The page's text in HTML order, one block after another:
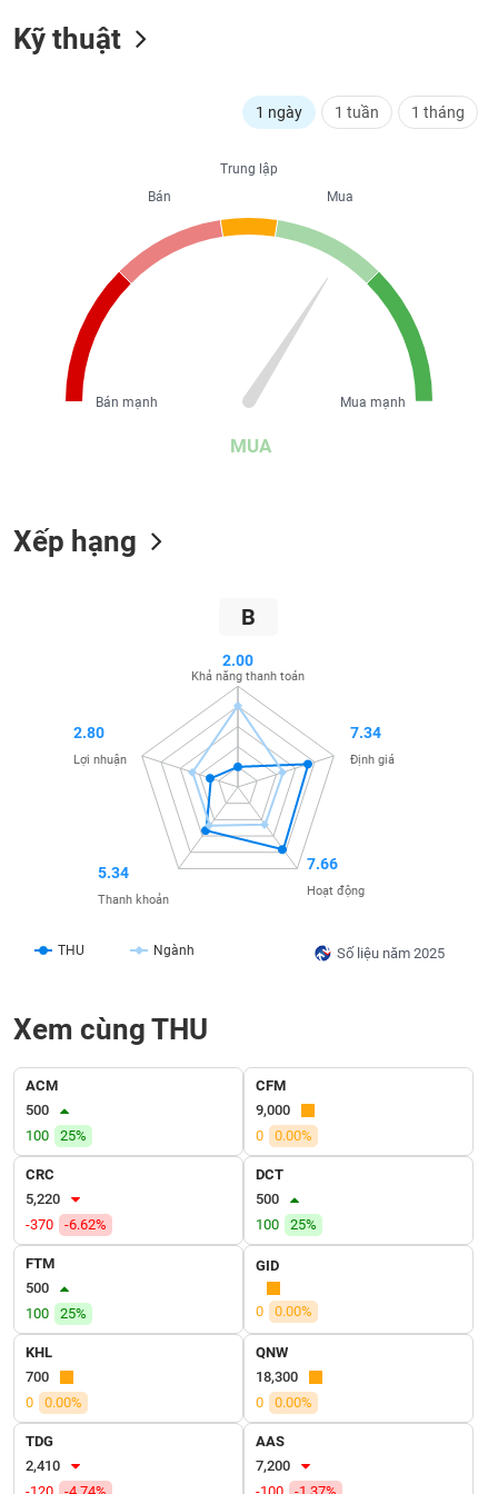
Kỹ thuật
1 ngày 1 tuần 1 tháng
MUA
Trung lập
Mua
Mua mạnh
Bán
Bán mạnh
Xếp hạng
B
Số liệu năm 2025
THU Ngành
2.00
Khả năng thanh toán
7.34
Định giá
7.66
Hoạt động
5.34
Thanh khoản
2.80
Lợi nhuận
Xem cùng THU
ACM
500
100
25%
CFM
9,000
0
0.00%
CRC
5,220
-370
-6.62%
DCT
500
100
25%
FTM
500
100
25%
GID
0 0.00%
KHL
700
0
0.00%
QNW
18,300
0
0.00%
TDG
2,410
AAS
7,200
DÙNG
THIẾT
YẾU
SỨC
KHỎE
TRUYỀN
TIỆN
BẤT
ĐỘNG
SẢN
Mã
chứng
khoán
(-)